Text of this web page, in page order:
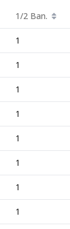
1/2 Ban.
1
1
1
1
1
1
1
1